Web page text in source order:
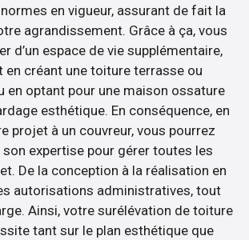
en vigueur, assurant de fait la
agrandissement. Grâce à ça, vous
d’un espace de vie supplémentaire,
en créant une toiture terrasse ou
en optant pour une maison ossature
esthétique. En conséquence, en
projet à un couvreur, vous pourrez
expertise pour gérer toutes les
De la conception à la réalisation en
autorisations administratives, tout
Ainsi, votre surélévation de toiture
tant sur le plan esthétique que